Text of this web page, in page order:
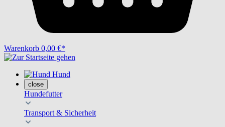
Warenkorb 0,00 €*
Hund
close
Hundefutter
Transport & Sicherheit